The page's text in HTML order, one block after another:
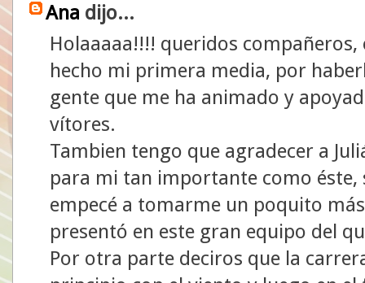
Ana dijo...
Holaaaaa!!!! queridos
hecho mi primera media, por
gente que me ha animado y
vítores.
Tambien tengo que agradecer a
para mi tan importante como éste,
empecé a tomarme un poquito
presentó en este gran equipo del
Por otra parte deciros que la